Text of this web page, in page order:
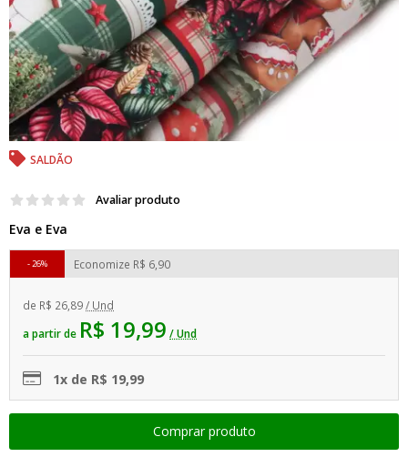
SALDÃO
Avaliar produto
Eva e Eva
de R$ 26,89/ Und
a partir de R$ 19,99 / Und
Economize R$ 6,90
26%
1x de R$ 19,99